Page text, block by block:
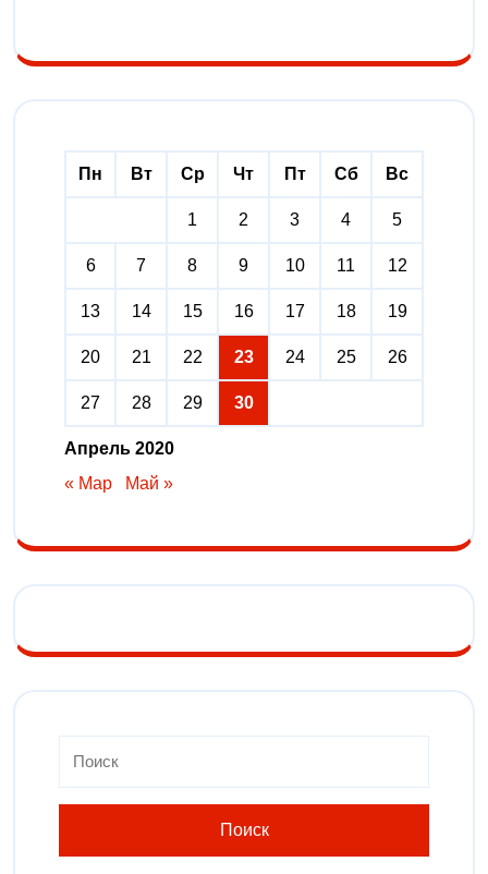
Апрель 2020
Пн Вт Ср Чт Пт Сб Вс
1 2 3 4 5
6 7 8 9 10 11 12
13 14 15 16 17 18 19
20 21 22 23 24 25 26
27 28 29 30
« Мар Май »